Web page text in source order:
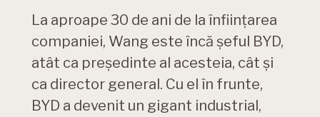
La aproape 30 de ani de la înființarea
companiei, Wang este încă șeful BYD,
atât ca președinte al acesteia, cât și
ca director general. Cu el în frunte,
BYD a devenit un gigant industrial,